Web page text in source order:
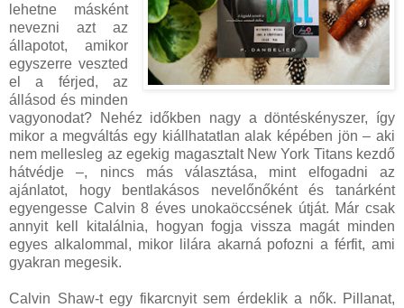
lehetne másként
nevezni azt az
állapotot, amikor
egyszerre veszted
el a férjed, az
állásod és minden
vagyonodat? Nehéz időkben nagy a döntéskényszer, így
mikor a megváltás egy kiállhatatlan alak képében jön – aki
nem mellesleg az egekig magasztalt New York Titans kezdő
hátvédje –, nincs más választása, mint elfogadni az
ajánlatot, hogy bentlakásos nevelőnőként és tanárként
egyengesse Calvin 8 éves unokaöccsének útját. Már csak
annyit kell kitalálnia, hogyan fogja vissza magát minden
egyes alkalommal, mikor lilára akarná pofozni a férfit, ami
gyakran megesik.
Calvin Shaw-t egy fikarcnyit sem érdeklik a nők. Pillanat,